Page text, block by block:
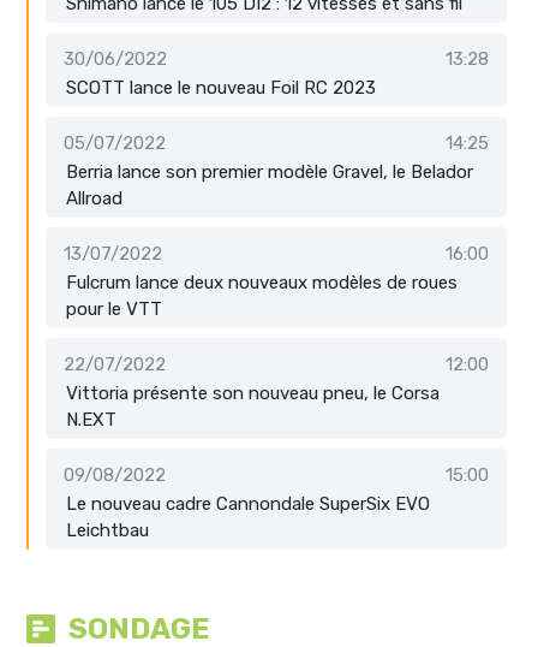
30/06/2022
13:28
SCOTT lance le nouveau Foil RC 2023
05/07/2022
14:25
Berria lance son premier modèle Gravel, le Belador
Allroad
13/07/2022
16:00
Fulcrum lance deux nouveaux modèles de roues
pour le VTT
22/07/2022
12:00
Vittoria présente son nouveau pneu, le Corsa
N.EXT
09/08/2022
15:00
Le nouveau cadre Cannondale SuperSix EVO
Leichtbau
SONDAGE